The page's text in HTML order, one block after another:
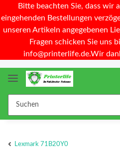
Bitte beachten Sie, dass wir
eingehenden Bestellungen
unseren Artikeln angegebenen
Fragen schicken Sie uns
info@printerlife.de.Wir
Lexmark 71B20Y0